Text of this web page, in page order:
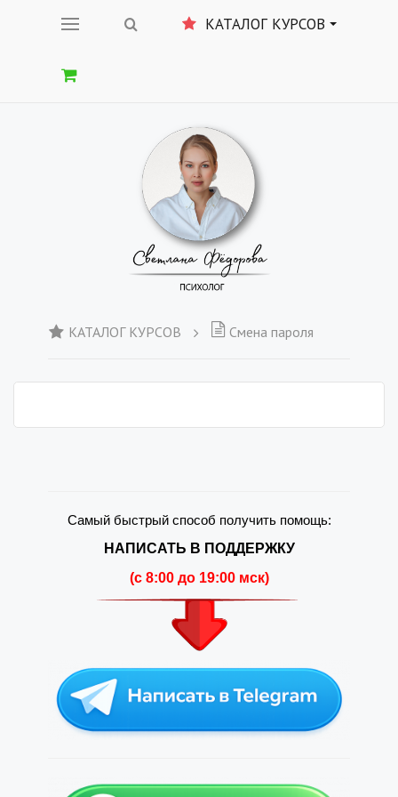
КАТАЛОГ КУРСОВ
КАТАЛОГ КУРСОВ Смена пароля
Самый быстрый способ получить помощь:
НАПИСАТЬ В ПОДДЕРЖКУ
(c 8:00 до 19:00 мск)